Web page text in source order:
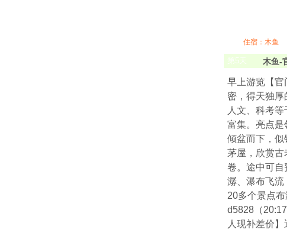
住宿：木鱼
第5天 木鱼-
早上游览【官
密，得天独厚
人文、科考
富集。亮点是
倾盆而下，似
茅屋，欣赏古
卷。途中可自
潺、瀑布飞流
20多个景点
d5828（
人现补差价